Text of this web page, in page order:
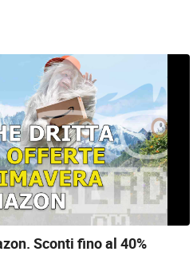
Sconti fino al 40%